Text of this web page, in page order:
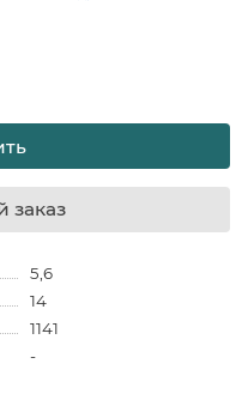
заказ
5,6
14
1141
-